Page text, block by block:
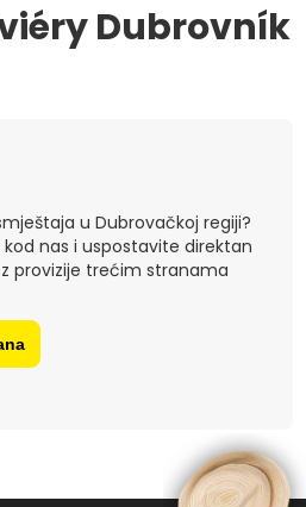
Dubrovník
u Dubrovačkoj regiji?
nas i uspostavite direktan
provizije trećim stranama